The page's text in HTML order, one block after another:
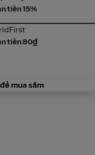
tiền 15%
tiền 80₫
mua sắm